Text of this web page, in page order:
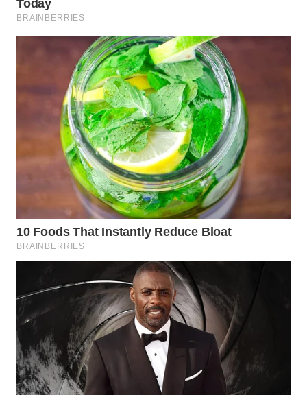
WN
MANDALIKA
WN
LABUANBAJO
BORNEO
Wahana
Media
Group
WAHANA
NEWS